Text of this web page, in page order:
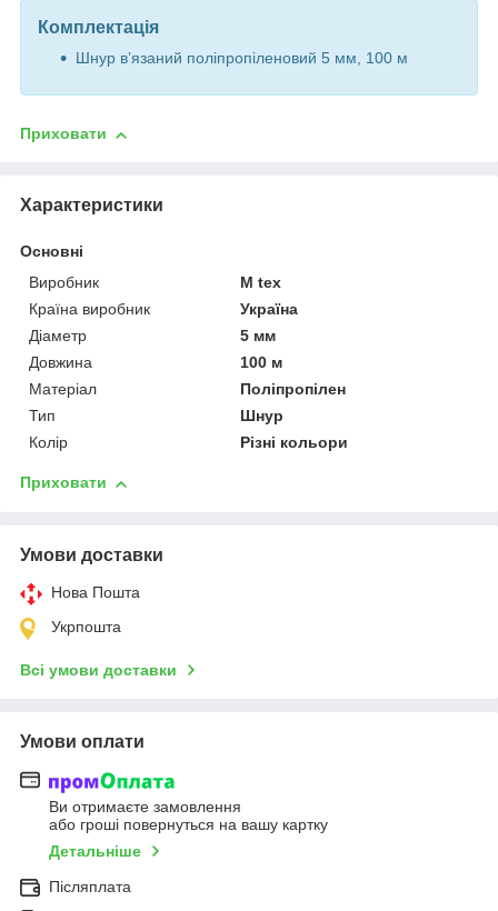
Комплектація
Шнур в’язаний поліпропіленовий 5 мм, 100 м
Приховати
Характеристики
Основні
Виробник
M tex
Країна виробник
Україна
Діаметр
5 мм
Довжина
100 м
Матеріал
Поліпропілен
Тип
Шнур
Колір
Різні кольори
Приховати
Умови доставки
Нова Пошта
Укрпошта
Всі умови доставки
Умови оплати
Ви отримаєте замовлення
або гроші повернуться на вашу картку
Детальніше
Післяплата